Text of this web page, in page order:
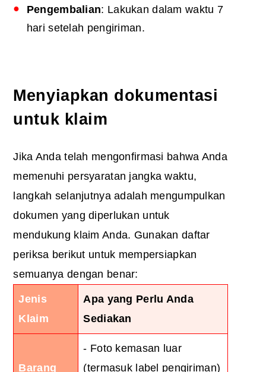
Pengembalian: Lakukan dalam waktu 7
hari setelah pengiriman.
Menyiapkan dokumentasi
untuk klaim
Jika Anda telah mengonfirmasi bahwa Anda
memenuhi persyaratan jangka waktu,
langkah selanjutnya adalah mengumpulkan
dokumen yang diperlukan untuk
mendukung klaim Anda. Gunakan daftar
periksa berikut untuk mempersiapkan
semuanya dengan benar:
Jenis
Klaim
Apa yang Perlu Anda
Sediakan
Barang
- Foto kemasan luar
(termasuk label pengiriman)